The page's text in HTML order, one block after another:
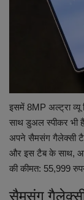
इसमें 8MP अल्ट्रा व्यू
साथ डुअल स्पीकर भी
अपने सैमसंग गैलेक्सी
और इस टैब के साथ,
की कीमत: 55,999
सैमसंग